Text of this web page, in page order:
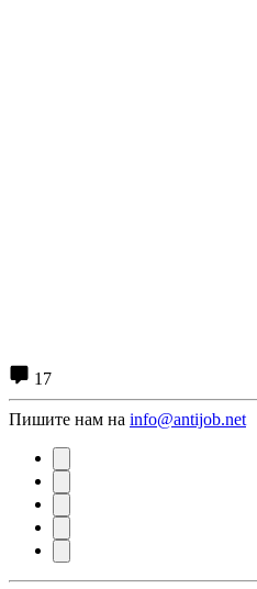
17
Пишите нам на info@antijob.net